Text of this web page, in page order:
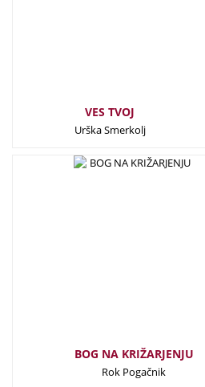
VES TVOJ
Urška Smerkolj
BOG NA KRIŽARJENJU
Rok Pogačnik